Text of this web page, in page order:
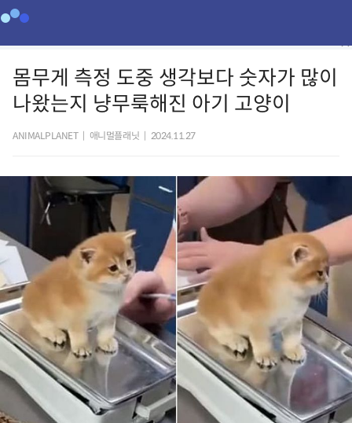
몸무게 측정 도중 생각보다 숫자가 많이
나왔는지 냥무룩해진 아기 고양이
ANIMALPLANET 애니멀플래닛 2024.11.27